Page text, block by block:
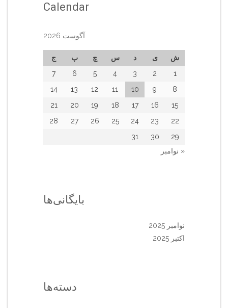
Calendar
آگوست 2026
ش ی د س چ پ
ج
1
2
3
4
5
6
7
8
9
10
11
12
13
14
15
16
17
18
19
20
21
22
23
24
25
26
27
28
29
30
31
« نوامبر
بایگانی‌ها
نوامبر 2025
اکتبر 2025
دسته‌ها